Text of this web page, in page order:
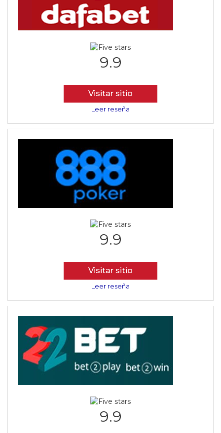
9.9
Visitar sitio
Leer reseña
9.9
Visitar sitio
Leer reseña
9.9